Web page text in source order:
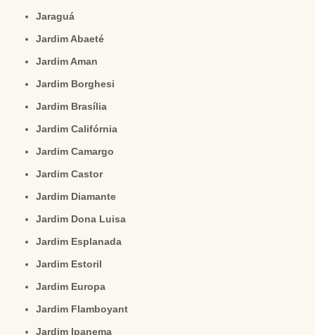
Jaraguá
Jardim Abaeté
Jardim Aman
Jardim Borghesi
Jardim Brasília
Jardim Califórnia
Jardim Camargo
Jardim Castor
Jardim Diamante
Jardim Dona Luisa
Jardim Esplanada
Jardim Estoril
Jardim Europa
Jardim Flamboyant
Jardim Ipanema